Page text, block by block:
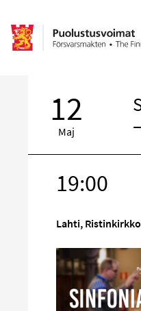
12
Maj
19:00
Lahti, Ristinkirkko